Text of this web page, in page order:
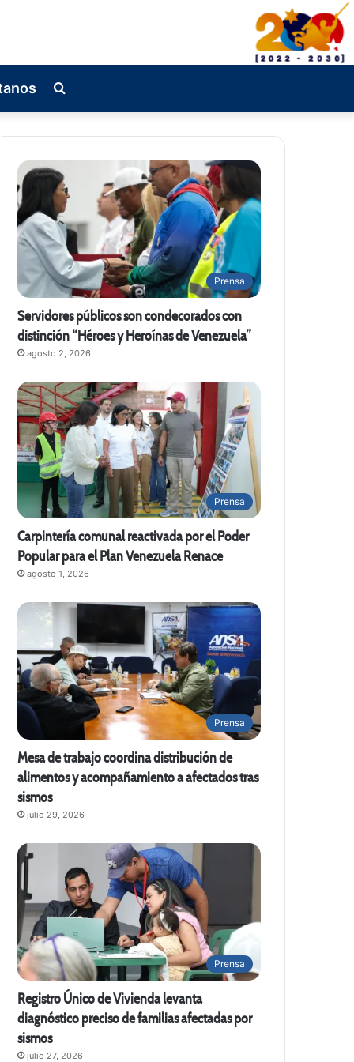
de
Prensa
Servidores públicos son condecorados con
distinción “Héroes y Heroínas de Venezuela”
agosto 2, 2026
Prensa
Carpintería comunal reactivada por el Poder
Popular para el Plan Venezuela Renace
agosto 1, 2026
Prensa
Mesa de trabajo coordina distribución de
alimentos y acompañamiento a afectados tras
sismos
julio 29, 2026
Prensa
Registro Único de Vivienda levanta
diagnóstico preciso de familias afectadas por
sismos
julio 27, 2026